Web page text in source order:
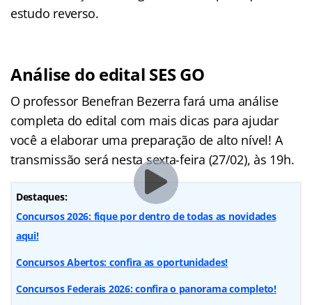
estudo reverso.
Análise do edital SES GO
O professor Benefran Bezerra fará uma análise
completa do edital com mais dicas para ajudar
você a elaborar uma preparação de alto nível! A
transmissão será nesta sexta-feira (27/02), às 19h.
Destaques:
Concursos 2026: fique por dentro de todas as novidades
aqui!
Concursos Abertos: confira as oportunidades!
Concursos Federais 2026: confira o panorama completo!